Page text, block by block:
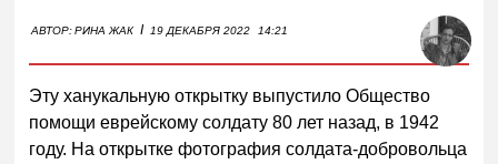
АВТОР:РИНА ЖАК I 19 ДЕКАБРЯ 2022 14:21
Эту ханукальную открытку выпустило Общество
помощи еврейскому солдату 80 лет назад, в 1942
году. На открытке фотография солдата-добровольца